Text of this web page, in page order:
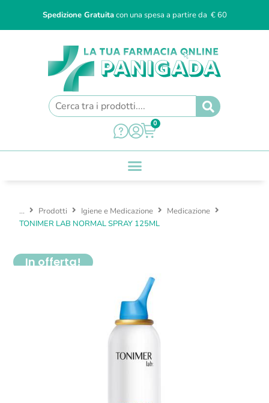
Spedizione Gratuitacon una spesa a partire da € 60
0
... Prodotti Igiene e Medicazione
Medicazione
TONIMER LAB NORMAL SPRAY 125ML
In offerta!